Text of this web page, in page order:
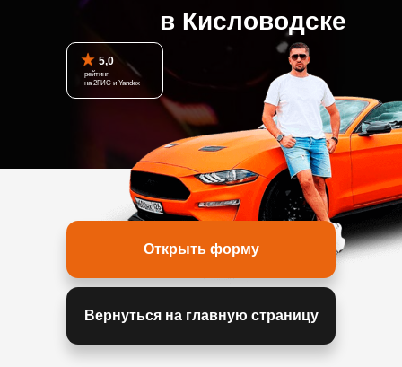
Открыть форму
Вернуться на главную страницу
в Кисловодске
5,0
рейтинг
на 2ГИС и Yandex